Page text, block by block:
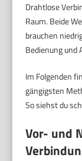
Drahtlose
Raum. Beide
brauchen
Bedienung und
Im Folgenden
gängigsten
So siehst du
Vor- und